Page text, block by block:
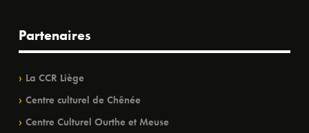
Partenaires
La CCR Liège
Centre culturel de Chênée
Centre Culturel Ourthe et Meuse